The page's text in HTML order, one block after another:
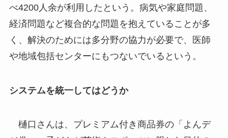
べ4200人余が利用したという。病気や家庭問題、
経済問題など複合的な問題を抱えていることが多
く、解決のためには多分野の協力が必要で、医師
や地域包括センターにもつないでいるという。
システムを統一してはどうか
樋口さんは、プレミアム付き商品券の「よんデ